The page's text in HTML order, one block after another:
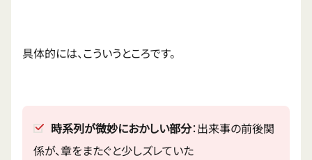
具体的には、こういうところです。
時系列が微妙におかしい部分：出来事の前後関
係が、章をまたぐと少しズレていた